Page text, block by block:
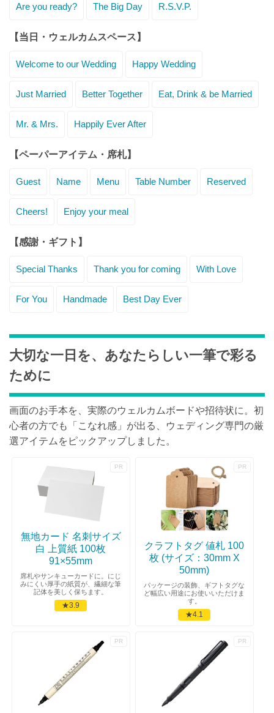
Are you ready? The Big Day R.S.V.P.
【当日・ウェルカムスペース】
Welcome to our Wedding Happy Wedding
Just Married Better Together Eat, Drink & be Married
Mr. & Mrs. Happily Ever After
【ペーパーアイテム・席札】
Guest Name Menu Table Number Reserved
Cheers! Enjoy your meal
【感謝・ギフト】
Special Thanks Thank you for coming With Love
For You Handmade Best Day Ever
大切な一日を、あなたらしい一筆で彩る
ために
画面のお手本を、実際のウェルカムボードや招待状に。初
心者の方でも「こなれ感」が出る、ウェディング専門の厳
選アイテムをピックアップしました。
無地カード 名刺サイズ
白 上質紙 100枚
91×55mm
席札やサンキューカードに。にじ
みにくい厚手の紙質が、繊細な筆
記体を美しく保ちます。
★3.9
クラフトタグ 値札 100
枚 (サイズ：30mm X
50mm)
パッケージの装飾、ギフトタグな
ど幅広い用途にお使いいただけま
す。
★4.1